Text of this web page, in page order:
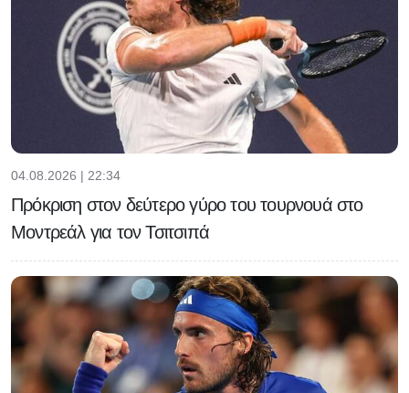
04.08.2026 | 22:34
Πρόκριση στον δεύτερο γύρο του τουρνουά στο
Μοντρεάλ για τον Τσιτσιπά